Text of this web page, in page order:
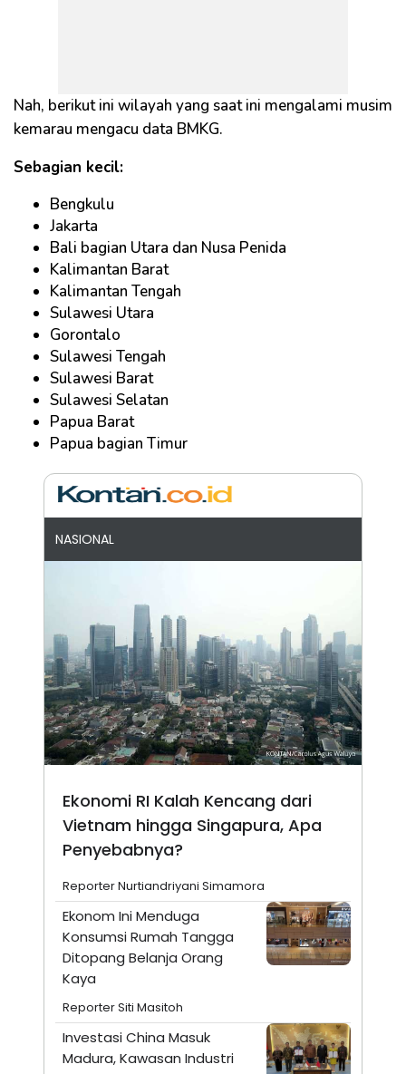
Nah, berikut ini wilayah yang saat ini mengalami musim
kemarau mengacu data BMKG.
Sebagian kecil:
Bengkulu
Jakarta
Bali bagian Utara dan Nusa Penida
Kalimantan Barat
Kalimantan Tengah
Sulawesi Utara
Gorontalo
Sulawesi Tengah
Sulawesi Barat
Sulawesi Selatan
Papua Barat
Papua bagian Timur
NASIONAL
Ekonomi RI Kalah Kencang dari
Vietnam hingga Singapura, Apa
Penyebabnya?
Reporter Nurtiandriyani Simamora
Ekonom Ini Menduga
Konsumsi Rumah Tangga
Ditopang Belanja Orang
Kaya
Reporter Siti Masitoh
Investasi China Masuk
Madura, Kawasan Industri